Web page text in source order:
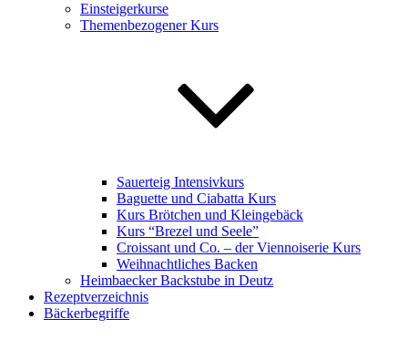
Einsteigerkurse
Themenbezogener Kurs
Sauerteig Intensivkurs
Baguette und Ciabatta Kurs
Kurs Brötchen und Kleingebäck
Kurs “Brezel und Seele”
Croissant und Co. – der Viennoiserie Kurs
Weihnachtliches Backen
Heimbaecker Backstube in Deutz
Rezeptverzeichnis
Bäckerbegriffe